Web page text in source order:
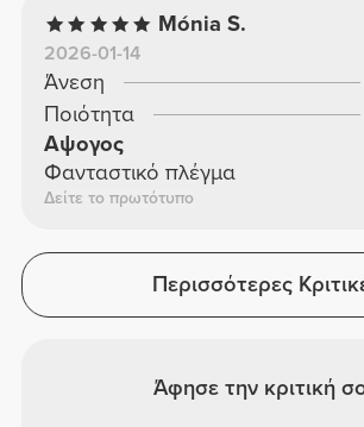
Mónia S.
2026-01-14
Άνεση
Ποιότητα
Αψογος
Φανταστικό πλέγμα
Δείτε το πρωτότυπο
Περισσότερες
Άφησε την κριτική